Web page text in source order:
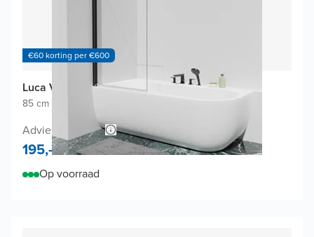
€60 korting per €600
Luca Varess Kuresa badwand
85 cm breed
Adviesprijs 350,-
195,-
Op voorraad